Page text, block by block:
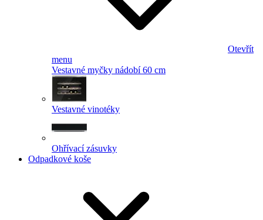
Otevřít
menu
Vestavné myčky nádobí 60 cm
Vestavné vinotéky
Ohřívací zásuvky
Odpadkové koše